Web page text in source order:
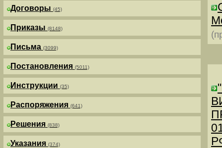
Договоры (45)
Приказы (8148)
Письма (3099)
Постановления (5011)
Инструкции (35)
Распоряжения (641)
Решения (838)
Указания (374)